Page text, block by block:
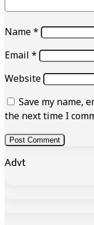
Name*
Email *
Website
Save my name,
the next time I
Advt